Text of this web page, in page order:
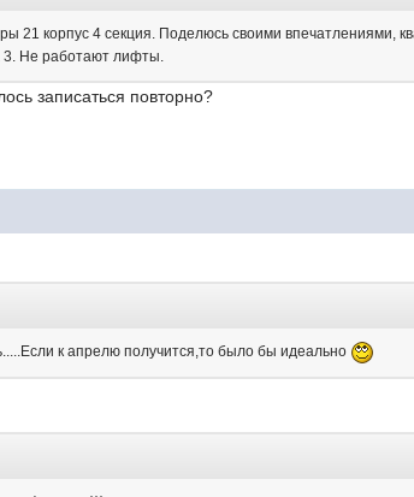
21 корпус 4 секция. Поделюсь своими впечатлениями,
. 3. Не работают лифты.
записаться повторно?
к апрелю получится,то было бы идеально